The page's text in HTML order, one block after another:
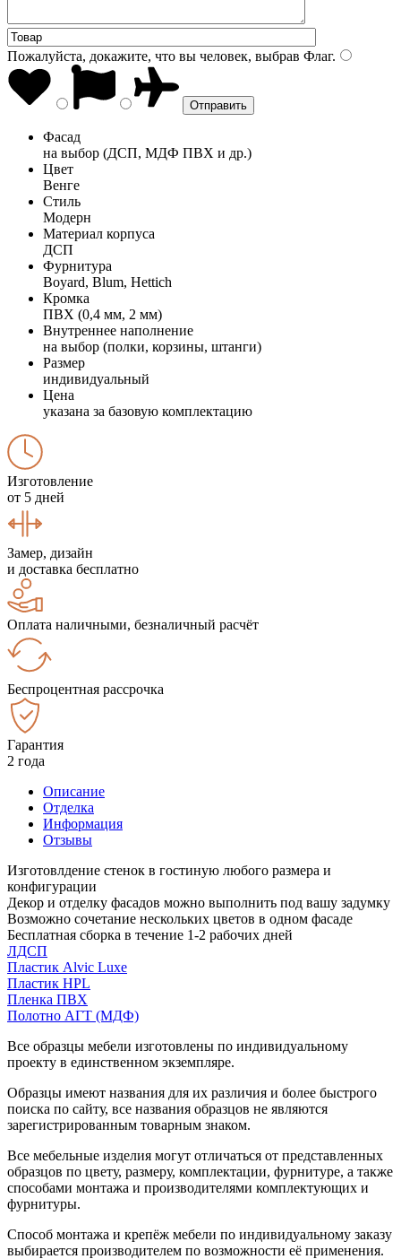
Пожалуйста, докажите, что вы человек, выбрав Флаг.
Фасад
на выбор (ДСП, МДФ ПВХ и др.)
Цвет
Венге
Стиль
Модерн
Материал корпуса
ДСП
Фурнитура
Boyard, Blum, Hettich
Кромка
ПВХ (0,4 мм, 2 мм)
Внутреннее наполнение
на выбор (полки, корзины, штанги)
Размер
индивидуальный
Цена
указана за базовую комплектацию
Изготовление
от 5 дней
Замер, дизайн
и доставка бесплатно
Оплата наличными, безналичный расчёт
Беспроцентная рассрочка
Гарантия
2 года
Описание
Отделка
Информация
Отзывы
Изготовлдение стенок в гостиную любого размера и
конфигурации
Декор и отделку фасадов можно выполнить под вашу задумку
Возможно сочетание нескольких цветов в одном фасаде
Бесплатная сборка в течение 1-2 рабочих дней
ЛДСП
Пластик Alvic Luxe
Пластик HPL
Пленка ПВХ
Полотно АГТ (МДФ)
Все образцы мебели изготовлены по индивидуальному
проекту в единственном экземпляре.
Образцы имеют названия для их различия и более быстрого
поиска по сайту, все названия образцов не являются
зарегистрированным товарным знаком.
Все мебельные изделия могут отличаться от представленных
образцов по цвету, размеру, комплектации, фурнитуре, а также
способами монтажа и производителями комплектующих и
фурнитуры.
Способ монтажа и крепёж мебели по индивидуальному заказу
выбирается производителем по возможности её применения.